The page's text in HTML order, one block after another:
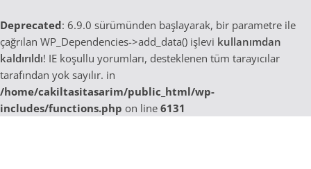
Deprecated: 6.9.0 sürümünden başlayarak, bir parametre ile
çağrılan WP_Dependencies->add_data() işlevi kullanımdan
kaldırıldı! IE koşullu yorumları, desteklenen tüm tarayıcılar
tarafından yok sayılır. in
/home/cakiltasitasarim/public_html/wp-
includes/functions.php on line 6131